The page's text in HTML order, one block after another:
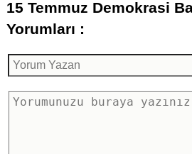
15 Temmuz Demokrasi
Yorumları :